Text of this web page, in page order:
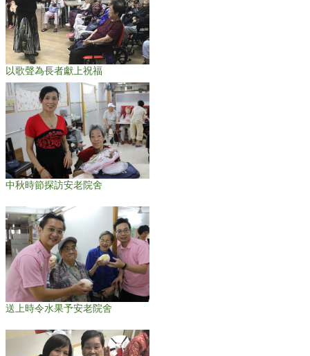
以歌聲為長者獻上祝福
中秋時節探訪安老院舍
送上時令水果予安老院舍